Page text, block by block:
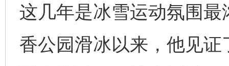
这几年是冰雪运动氛围
香公园滑冰以来，他见